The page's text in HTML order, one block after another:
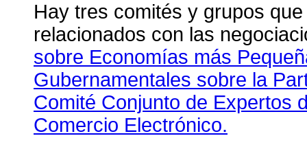
Hay tres comités y grupos
relacionados con las
sobre Economías más
Gubernamentales sobre la
Comité Conjunto de Expertos
Comercio Electrónico.